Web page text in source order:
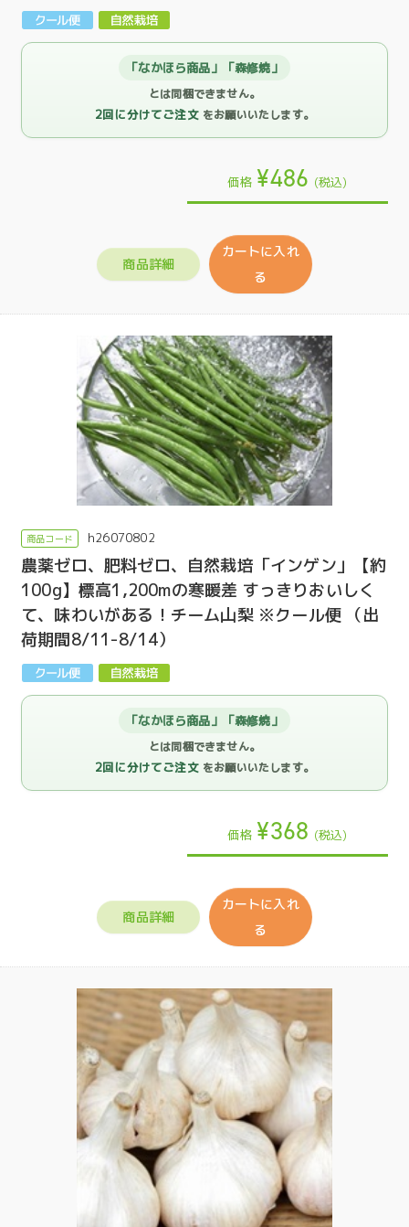
「なかほら商品」「森修焼」
とは同梱できません。
2回に分けてご注文 をお願いいたします。
価格 ¥486 (税込)
商品詳細
カートに入れ
る
h26070802
農薬ゼロ、肥料ゼロ、自然栽培「インゲン」【約
100g】標高1,200mの寒暖差 すっきりおいしく
て、味わいがある！チーム山梨 ※クール便 （出
荷期間8/11-8/14）
「なかほら商品」「森修焼」
とは同梱できません。
2回に分けてご注文 をお願いいたします。
価格 ¥368 (税込)
商品詳細
カートに入れ
る